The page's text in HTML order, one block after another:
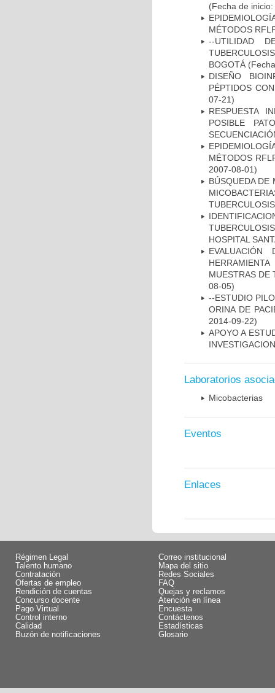
(Fecha de
MÉTODOS
--UTILIDAD
BOGOTÁ
DISEÑO
PÉPTIDOS
07-21)
RESPUESTA
POSIBLE
MÉTODOS
2007-08-01)
BÚSQUEDA DE
HOSPITAL
MUESTRAS DE
08-05)
--ESTUDIO
ORINA DE
2014-09-22)
APOYO A
Laboratorios
Micobacterias
Eventos
Enlaces
Régimen Legal
Talento humano
Contratación
Ofertas de empleo
Rendición de cuentas
Concurso docente
Pago Virtual
Control interno
Calidad
Buzón de notificaciones
Correo institucional
Mapa del sitio
Redes Sociales
FAQ
Quejas y reclamos
Atención en línea
Encuesta
Contáctenos
Estadísticas
Glosario